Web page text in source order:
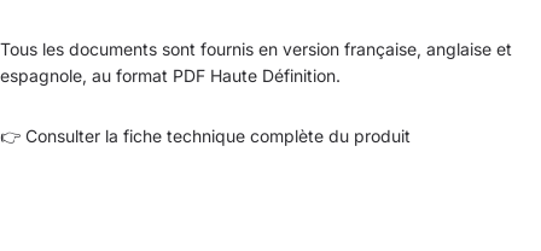
Tous les documents sont fournis en version française, anglaise et
espagnole, au format PDF Haute Définition.
👉 Consulter la fiche technique complète du produit